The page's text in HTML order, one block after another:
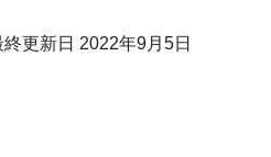
終更新日 2022年9月5日